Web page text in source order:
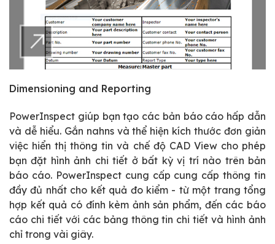
Dimensioning and Reporting
PowerInspect giúp bạn tạo các bản báo cáo hấp dẫn
và dễ hiểu. Gắn nahns và thể hiện kích thước đơn giản
việc hiển thị thông tin và chế độ CAD View cho phép
bạn đặt hình ảnh chi tiết ở bất kỳ vị trí nào trên bản
báo cáo. PowerInspect cung cấp cung cấp thông tin
đầy đủ nhất cho kết quả đo kiểm - từ một trang tổng
hợp kết quả có đính kèm ảnh sản phẩm, đến các báo
cáo chi tiết với các bảng thông tin chi tiết và hình ảnh
chỉ trong vài giây.